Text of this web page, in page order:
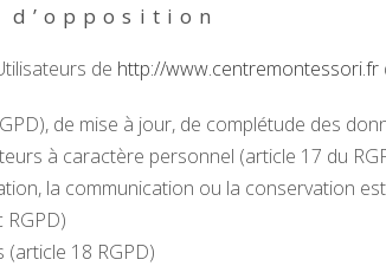
de http://www.centremontessori.fr
de mise à jour, de complétude des
à caractère personnel (article 17 du
la communication ou la conservation
18 RGPD)